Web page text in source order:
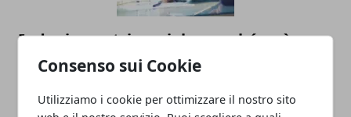
Consenso sui Cookie
Utilizziamo i cookie per ottimizzare il nostro sito
Indagine patrimoniale: perché può
essere utile a privati e imprese?